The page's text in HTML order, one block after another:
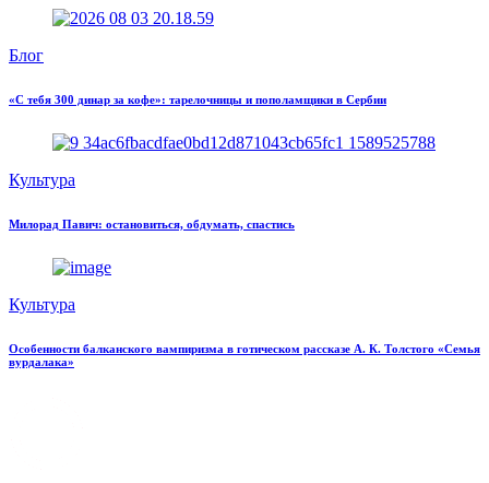
Блог
«С тебя 300 динар за кофе»: тарелочницы и пополамщики в Сербии
Культура
Милорад Павич: остановиться, обдумать, спастись
Культура
Особенности балканского вампиризма в готическом рассказе А. К. Толстого «Семья
вурдалака»